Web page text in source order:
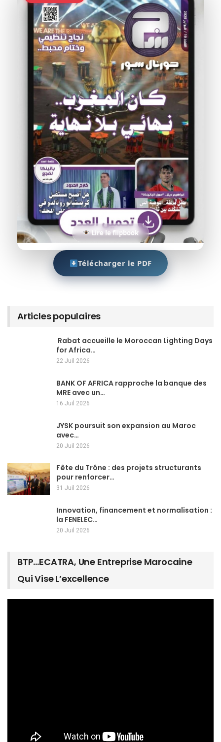
Lire le flipbook
Télécharger le PDF
Articles populaires
Rabat accueille le Moroccan Lighting Days
for Africa…
22 Juil 2026
BANK OF AFRICA rapproche la banque des
MRE avec un…
16 Juil 2026
JYSK poursuit son expansion au Maroc
avec…
20 Juil 2026
Fête du Trône : des projets structurants
pour renforcer…
31 Juil 2026
Innovation, financement et normalisation :
la FENELEC…
20 Juil 2026
BTP…ECATRA, Une Entreprise Marocaine
Qui Vise L’excellence